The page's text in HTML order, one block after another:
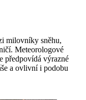
milovníky sněhu,
Meteorologové
předpovídá výrazné
a ovlivní i podobu